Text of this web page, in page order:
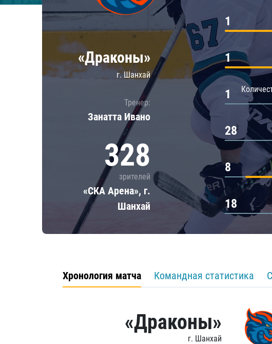
Локомотив
Шанхайские Драконы
«Драконы»
г. Шанхай
Тренер:
Занатта Иванo
328
зрителей
«СКА Арена», г.
Шанхай
1
1
1
28
8
18
Хронология матча Командная статистика
«Драконы»
г. Шанхай